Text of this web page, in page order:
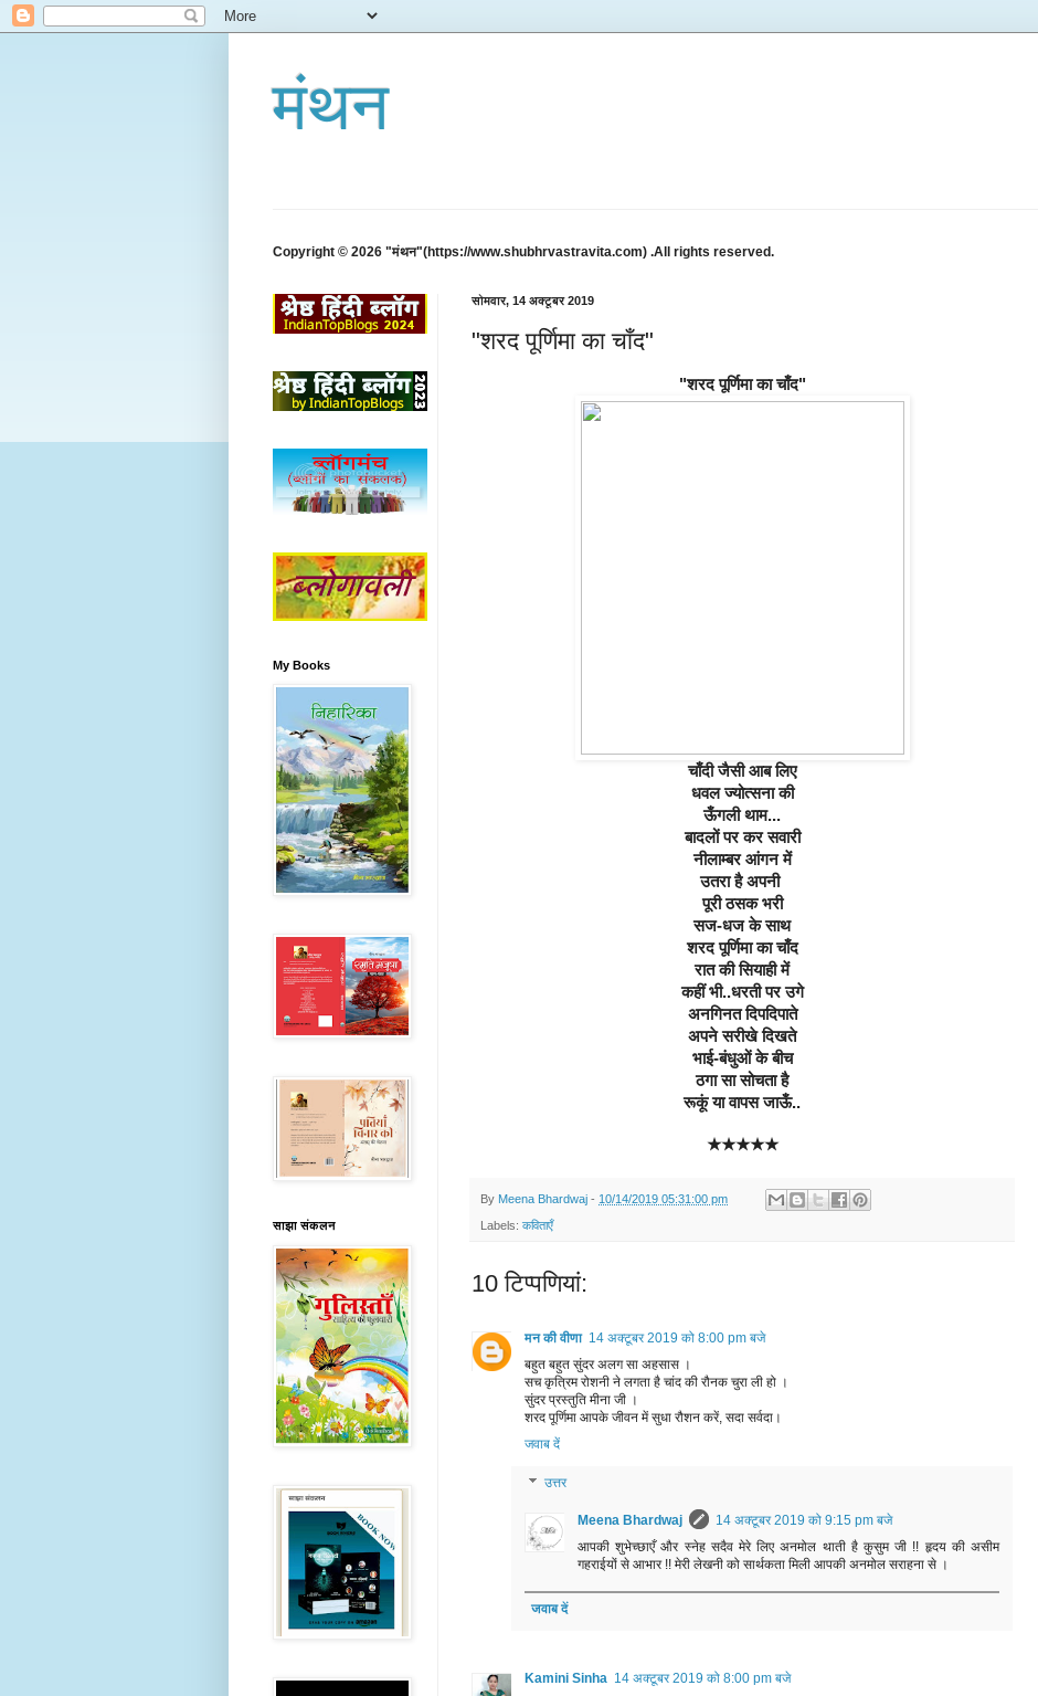
मंथन
Copyright © 2026 "मंथन"(https://www.shubhrvastravita.com) .All rights reserved.
सोमवार, 14 अक्टूबर 2019
"शरद पूर्णिमा का चाँद"
"शरद पूर्णिमा का चाँद"
चाँदी जैसी आब लिए
धवल ज्योत्सना की
ऊँगली थाम...
बादलों पर कर सवारी
नीलाम्बर आंगन में
उतरा है अपनी
पूरी ठसक भरी
सज-धज के साथ
शरद पूर्णिमा का चाँद
रात की सियाही में
कहीं भी..धरती पर उगे
अनगिनत दिपदिपाते
अपने सरीखे दिखते
भाई-बंधुओं के बीच
ठगा सा सोचता है
रूकूं या वापस जाऊँ..
★★★★★
By Meena Bhardwaj - 10/14/2019 05:31:00 pm
Labels: कविताएँ
10 टिप्‍पणियां:
मन की वीणा 14 अक्टूबर 2019 को 8:00 pm बजे
बहुत बहुत सुंदर अलग सा अहसास ।
सच कृत्रिम रोशनी ने लगता है चांद की रौनक चुरा ली हो ।
सुंदर प्रस्तुति मीना जी ।
शरद पूर्णिमा आपके जीवन में सुधा रौशन करें, सदा सर्वदा।
जवाब दें
उत्तर
Meena Bhardwaj
14 अक्टूबर 2019 को 9:15 pm बजे
आपकी शुभेच्छाएँ और स्नेह सदैव मेरे लिए अनमोल थाती है कुसुम जी !! हृदय की असीम
गहराईयों से आभार !! मेरी लेखनी को सार्थकता मिली आपकी अनमोल सराहना से ।
जवाब दें
Kamini Sinha 14 अक्टूबर 2019 को 8:00 pm बजे
My Books
साझा संकलन